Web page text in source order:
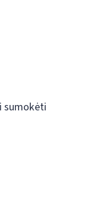
sumokėti